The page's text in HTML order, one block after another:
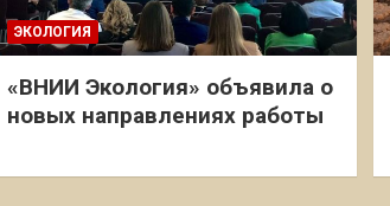
ЭКОЛОГИЯ
«ВНИИ Экология» объявила о
новых направлениях работы